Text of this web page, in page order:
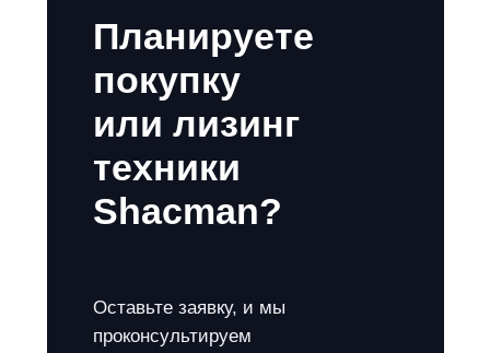
Планируете
покупку
или лизинг
техники
Shacman?
Оставьте заявку, и мы
проконсультируем